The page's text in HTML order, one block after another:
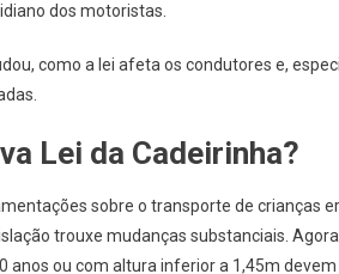
Você
Saber
Nova
Da
Cadeirinha
No
dos motoristas.
como a lei afeta os condutores e,
Lei da Cadeirinha?
sobre o transporte de crianças
trouxe mudanças substanciais.
anos ou com altura inferior a 1,45m